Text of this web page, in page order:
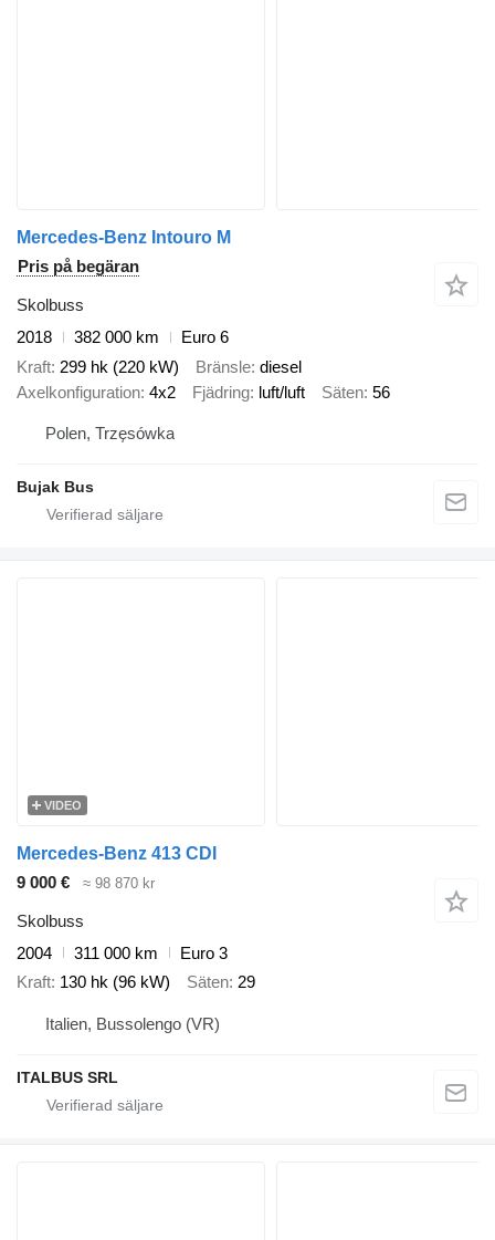
Mercedes-Benz Intouro M
Pris på begäran
Skolbuss
2018
382 000 km
Euro 6
Kraft 299 hk (220 kW) Bränsle diesel
Axelkonfiguration 4x2 Fjädring luft/luft Säten 56
Polen, Trzęsówka
Bujak Bus
VIDEO
Mercedes-Benz 413 CDI
9 000 €
≈ 98 870 kr
Skolbuss
2004
311 000 km
Euro 3
Kraft 130 hk (96 kW) Säten 29
Italien, Bussolengo (VR)
ITALBUS SRL